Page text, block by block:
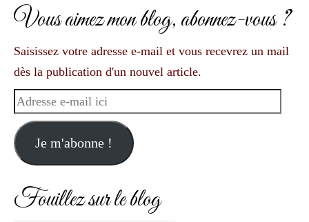
Vous aimez mon blog, abonnez-vous ?
Saisissez votre adresse e-mail et vous recevrez un mail
dès la publication d'un nouvel article.
Adresse
mail
ici
Je m'abonne !
Fouillez sur le blog